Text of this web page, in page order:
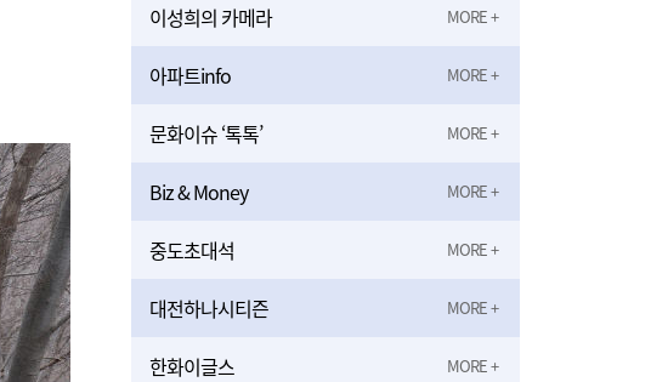
이성희의 카메라
아파트info
문화이슈 ‘톡톡’
Biz & Money
중도초대석
대전하나시티즌
한화이글스